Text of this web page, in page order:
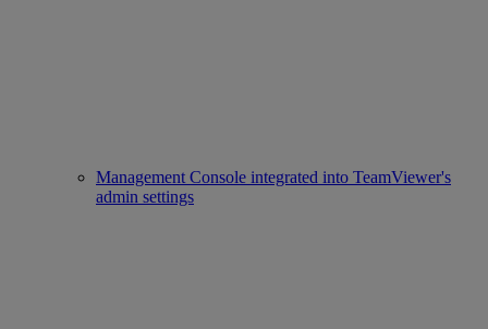
Management Console integrated into TeamViewer's
admin settings